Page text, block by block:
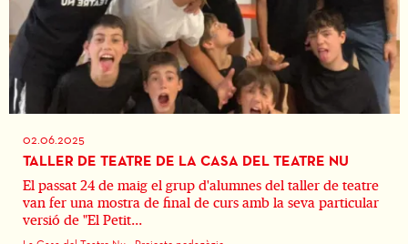
02.06.2025
TALLER DE TEATRE DE LA CASA DEL TEATRE NU
El passat 24 de maig el grup d'alumnes del taller de teatre
van fer una mostra de final de curs amb la seva particular
versió de "El Petit...